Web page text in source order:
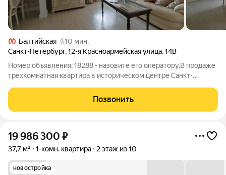
Балтийская
10 мин.
Санкт-Петербург,12-я Красноармейская улица,14В
Номер объявления: 18288 - назовите его оператору.В продаже
трехкомнатная квартира в историческом центре Санкт-
архитектором Ланге М. Ф. , год постройки: 1875. Дом
расположен во дворе, что обеспечивает
Позвонить
19 986 300 ₽
37,7 м² 1-комн. квартира 2 этаж из 10
новостройка